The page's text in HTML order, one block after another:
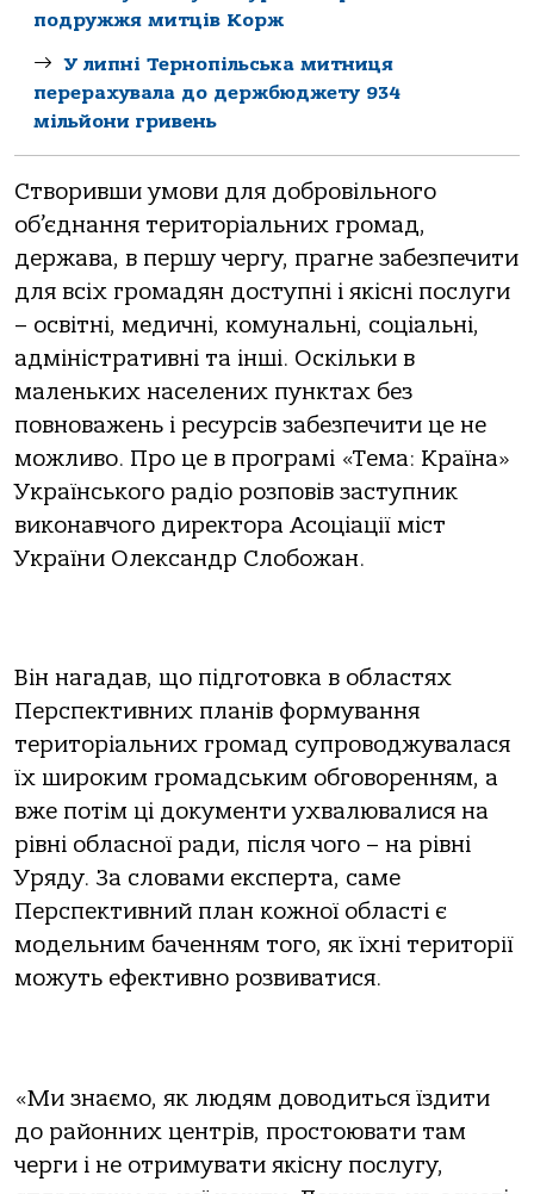
подружжя митців Корж
У липні Тернопільська митниця
перерахувала до держбюджету 934
мільйони гривень
Створивши умови для добровільного
об’єднання територіальних громад,
держава, в першу чергу, прагне забезпечити
для всіх громадян доступні і якісні послуги
– освітні, медичні, комунальні, соціальні,
адміністративні та інші. Оскільки в
маленьких населених пунктах без
повноважень і ресурсів забезпечити це не
можливо. Про це в програмі «Тема: Країна»
Українського радіо розповів заступник
виконавчого директора Асоціації міст
України Олександр Слобожан.
Він нагадав, що підготовка в областях
Перспективних планів формування
територіальних громад супроводжувалася
їх широким громадським обговоренням, а
вже потім ці документи ухвалювалися на
рівні обласної ради, після чого – на рівні
Уряду. За словами експерта, саме
Перспективний план кожної області є
модельним баченням того, як їхні території
можуть ефективно розвиватися.
«Ми знаємо, як людям доводиться їздити
до районних центрів, простоювати там
черги і не отримувати якісну послугу,